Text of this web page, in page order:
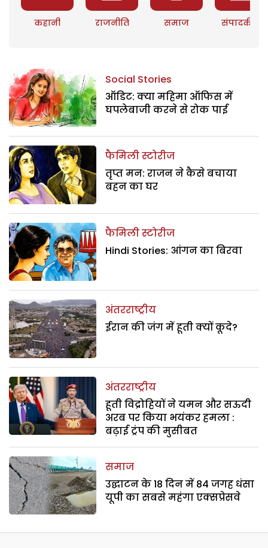
कहानी राजनीति समाज संपादकीय
Social Stories
ऑडिट: क्या महिमा ऑफिस में
घपलेबाजी करने से रोक पाई
फैमिली स्टोरीज
तृप्त मन: राजन ने कैसे बचाया
बहन का घर
फैमिली स्टोरीज
Hindi Stories: आंगन का बिरवा
अंतरराष्ट्रीय
ईरान की जंग में हूती क्यों कूदे?
अंतरराष्ट्रीय
हूती विद्रोहियों ने यमन और सऊदी
अरब पर किया भयंकर हमला :
बढ़ाई ट्रंप की मुसीबत
समाज
उद्घाटन के 18 दिन में 84 जगह धंसा
यूपी का सबसे महंगा एक्सप्रेसवे